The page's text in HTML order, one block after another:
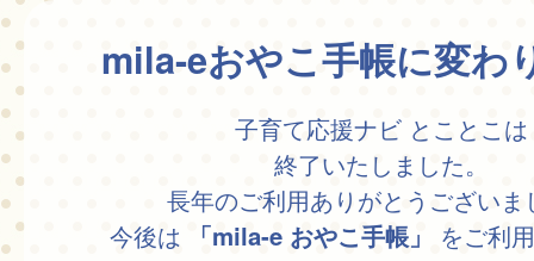
mila-eおやこ手帳に変わ
子育て応援ナビ とことこは
終了いたしました。
長年のご利用ありがとうございま
今後は
「mila-e おやこ手帳」 をご利